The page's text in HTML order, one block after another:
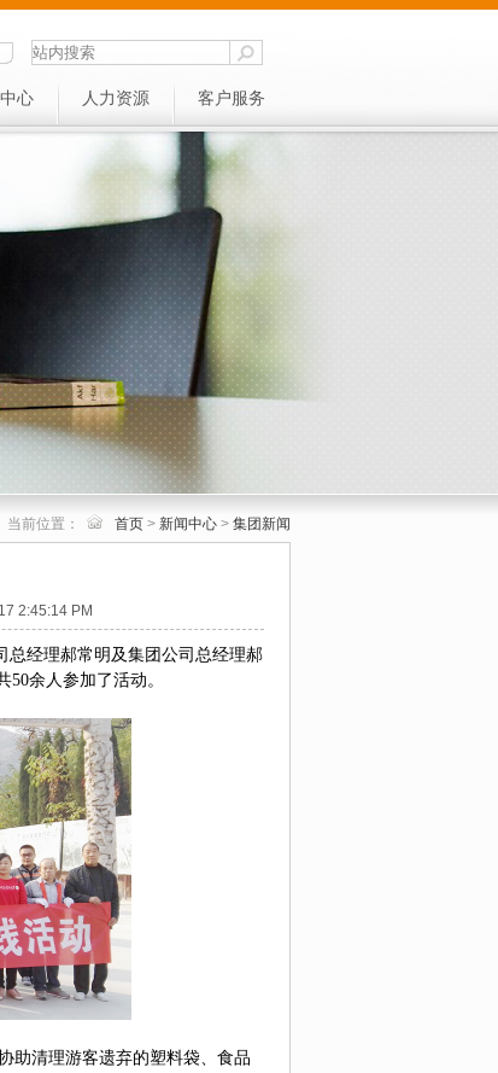
心 人力资源 客户服务
当前位置： 首页 > 新闻中心 > 集团新闻
2:45:14 PM
总经理郝常明及集团公司总经理郝
50余人参加了活动。
助清理游客遗弃的塑料袋、食品